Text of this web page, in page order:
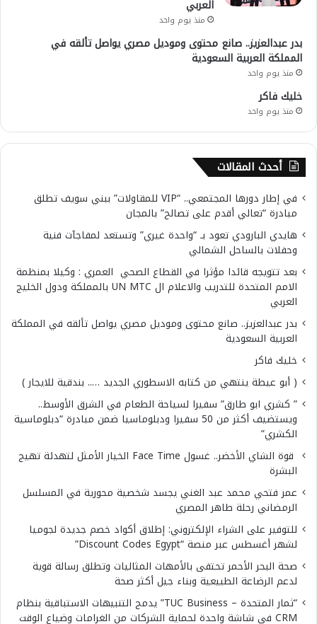
العربي
منذ يوم واحد
بدر عبدالعزيز.. صانع محتوى وموديل مصري يواصل تألقه في
المملكة العربية السعودية
منذ يوم واحد
خليك فاكر
منذ يوم واحد
أحدث المقالات
في إطار دورها المجتمعي.. “VIP للمقاولات” ببني سويف تطلق
مبادرة “تعالي أقدم على تصالح” بالمجان
هايدي البارودي تعود بـ “واحدة غيري” وتستعد لمفاجآت فنية
وحفلات بالساحل الشمالي
بعد تتويجه قائدا مؤثرا في القطاع الصحي العمري : وكيلا بمنظمة
الامم المتحدة للتدريب والاعلام ال UN MTC بالمملكة ودول الخليج
العربي
بدر عبدالعزيز.. صانع محتوى وموديل مصري يواصل تألقه في المملكة
العربية السعودية
خليك فاكر
( أبو عيطة ينتهي من كتابه الاسطوري الجديد ….. بندقية للايجار )
” كشري ابو طارق” سفيرا لسياحة الطعام في الشرق الأوسط..
ويستضيف أكثر من 50 سفيرا ودبلوماسيا ضمن مبادرة “دبلوماسية
الكشري”
قوة الشاي الأخضر.. غسول Face Time الخيار الأمثل لتهدئة تهيج
البشرة
عمر فتحي محمد عبد الغني يجسد شخصية محورية في المسلسل
الرمضاني رحلة طاهر المصري
للتوفير على الشراء الإلكتروني: إطلاق أكواد خصم جديدة لجوميا
لشهر أغسطس عبر منصة “Discount Codes Egypt”
صحة البحر الأحمر تحتفى بالأمهات المثاليات وتطلق رسالة قوية
لدعم الرضاعة الطبيعية وبناء جيل أكثر صحة
“ثمار المتحدة – TUC Business” يدمج التنبيهات الاستباقية بنظام
CRM في شاشة واحدة لحماية الشركات من الغرامات وضياع الوقت